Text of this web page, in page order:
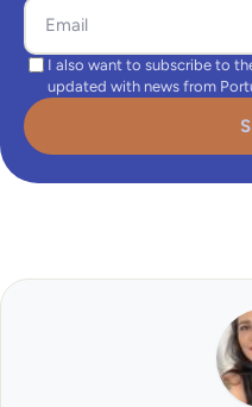
I also want to subscribe to
updated with news from